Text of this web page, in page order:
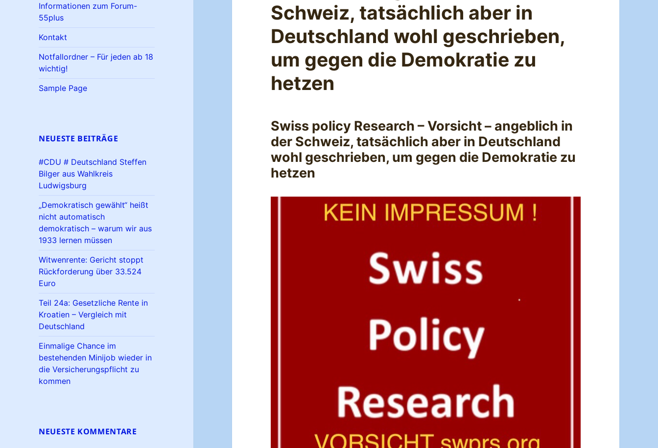
Informationen zum Forum-
55plus
Kontakt
Notfallordner – Für jeden ab 18
wichtig!
Sample Page
NEUESTE BEITRÄGE
#CDU # Deutschland Steffen
Bilger aus Wahlkreis
Ludwigsburg
„Demokratisch gewählt“ heißt
nicht automatisch
demokratisch – warum wir aus
1933 lernen müssen
Witwenrente: Gericht stoppt
Rückforderung über 33.524
Euro
Teil 24a: Gesetzliche Rente in
Kroatien – Vergleich mit
Deutschland
Einmalige Chance im
bestehenden Minijob wieder in
die Versicherungspflicht zu
kommen
NEUESTE KOMMENTARE
Schweiz, tatsächlich aber in
Deutschland wohl geschrieben,
um gegen die Demokratie zu
hetzen
Swiss policy Research – Vorsicht – angeblich in
der Schweiz, tatsächlich aber in Deutschland
wohl geschrieben, um gegen die Demokratie zu
hetzen